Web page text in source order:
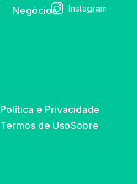
Negócios
Instagram
Política e Privacidade
Termos de UsoSobre